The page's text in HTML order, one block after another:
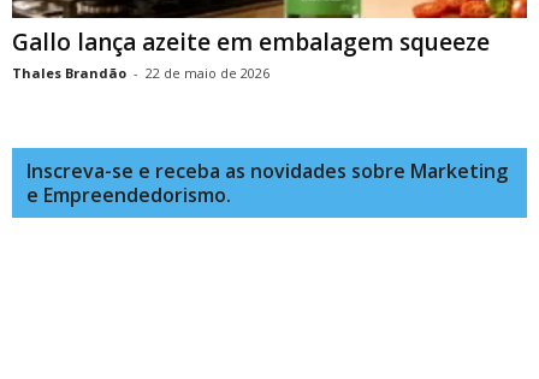
Gallo lança azeite em embalagem squeeze
Thales Brandão - 22 de maio de 2026
Inscreva-se e receba as novidades sobre Marketing
e Empreendedorismo.